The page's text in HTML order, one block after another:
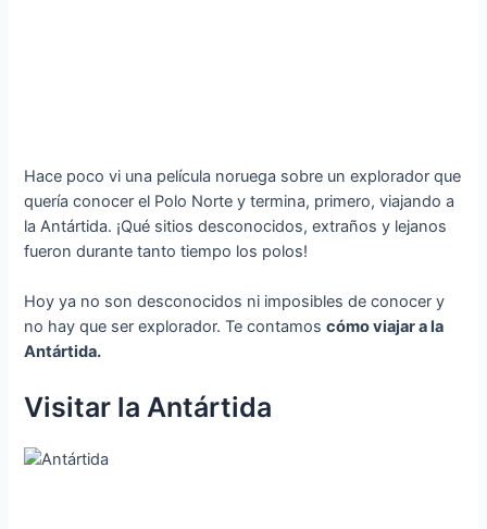
Hace poco vi una película noruega sobre un explorador que
quería conocer el Polo Norte y termina, primero, viajando a
la Antártida. ¡Qué sitios desconocidos, extraños y lejanos
fueron durante tanto tiempo los polos!
Hoy ya no son desconocidos ni imposibles de conocer y
no hay que ser explorador. Te contamoscómo viajar a la
Antártida.
Visitar la Antártida